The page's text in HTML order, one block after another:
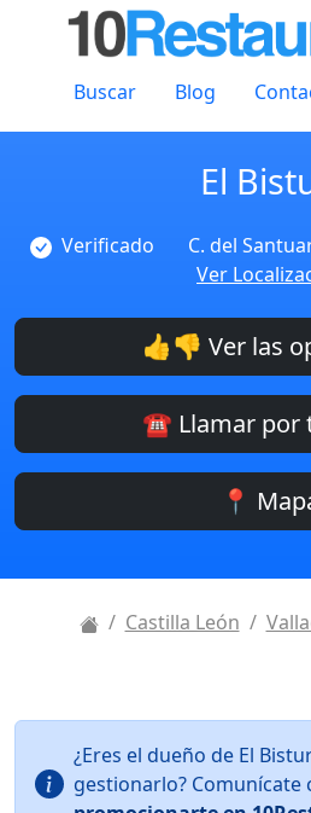
Buscar Blog
El
Verificado
C. del
Ver
👍👎 Ver las
☎️ Llamar por
📍
Castilla León
¿Eres el dueño de El
gestionarlo?